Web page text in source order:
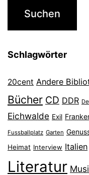
Schlagwörter
20cent Andere
Bücher CD DDR
Eichwalde Exil
Fussballplatz Garten
Heimat Interview Italien
Literatur